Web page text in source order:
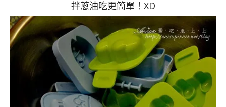
拌蔥油吃更簡單！XD